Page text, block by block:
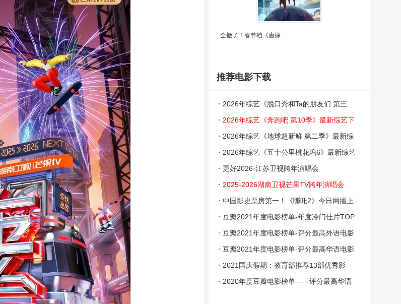
全撤了！春节档《唐探
推荐电影下载
2026年综艺《脱口秀和Ta的朋友们 第三
季》最新综艺下载
2026年综艺《奔跑吧 第10季》最新综艺下
载【1-10季全】
2026年综艺《地球超新鲜 第二季》最新综
艺下载
2026年综艺《五十公里桃花坞6》最新综艺
下载
更好2026·江苏卫视跨年演唱会
2025-2026湖南卫视芒果TV跨年演唱会
中国影史票房第一！《哪吒2》今日网播上
线
豆瓣2021年度电影榜单-年度冷门佳片TOP
10
豆瓣2021年度电影榜单-评分最高外语电影
TOP10
豆瓣2021年度电影榜单-评分最高华语电影
TOP10
2021国庆假期：教育部推荐13部优秀影
片，建议家长陪孩子一起看，比旅行收获更
2020年度豆瓣电影榜单——评分最高华语